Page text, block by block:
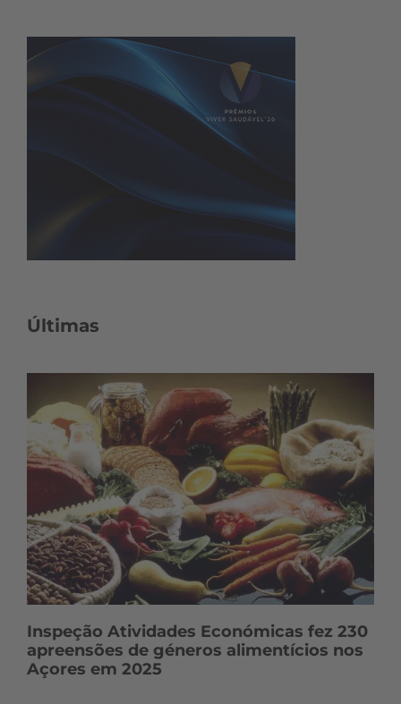
Últimas
Inspeção Atividades Económicas fez 230
apreensões de géneros alimentícios nos
Açores em 2025